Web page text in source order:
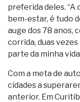
preferida deles. “A
bem-estar, é tudo
auge dos 78 anos,
corrida, duas
parte da minha
Com a meta de
cidades a
anterior. Em